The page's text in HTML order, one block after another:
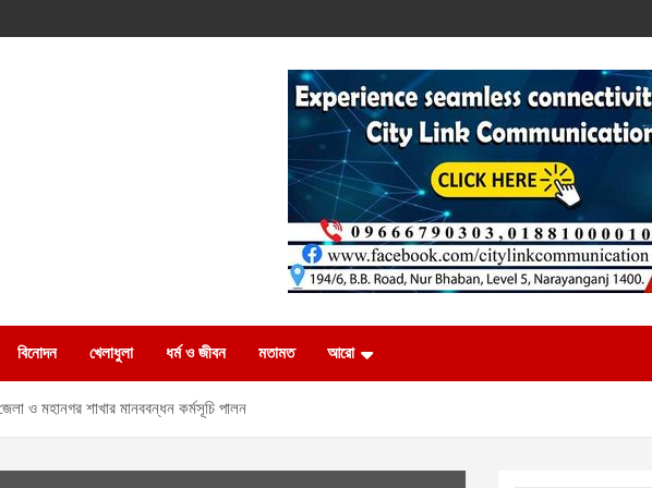
বিনোদন খেলাধুলা ধর্ম ও জীবন মতামত আরো
ও মহানগর শাখার মানববন্ধন কর্মসূচি পালন